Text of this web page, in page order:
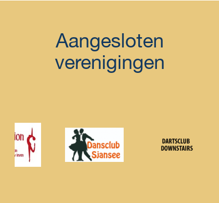
Aangesloten
verenigingen